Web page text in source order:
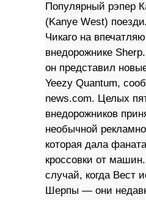
Популярный рэпер
(Kanye West)
Чикаго на
внедорожнике
он представил
Yeezy Quantum,
news.com. Целых
внедорожников
необычной
которая дала
кроссовки от
случай, когда Вест
Шерпы — они